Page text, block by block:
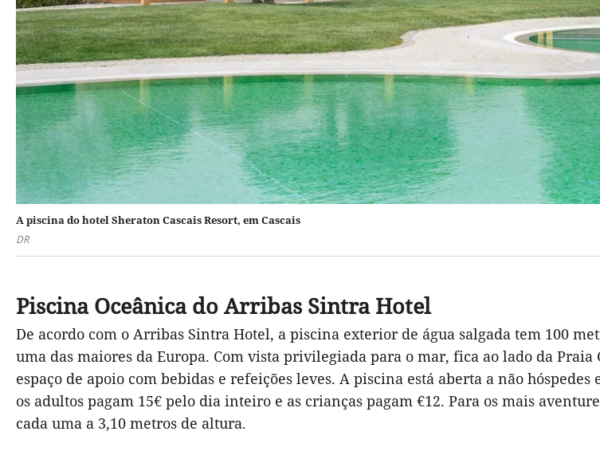
A piscina do hotel Sheraton Cascais Resort, em Cascais
DR
Piscina Oceânica do Arribas Sintra Hotel
De acordo com o Arribas Sintra Hotel, a piscina exterior de água salgada tem 100
uma das maiores da Europa. Com vista privilegiada para o mar, fica ao lado da
espaço de apoio com bebidas e refeições leves. A piscina está aberta a não
os adultos pagam 15€ pelo dia inteiro e as crianças pagam €12. Para os mais
cada uma a 3,10 metros de altura.